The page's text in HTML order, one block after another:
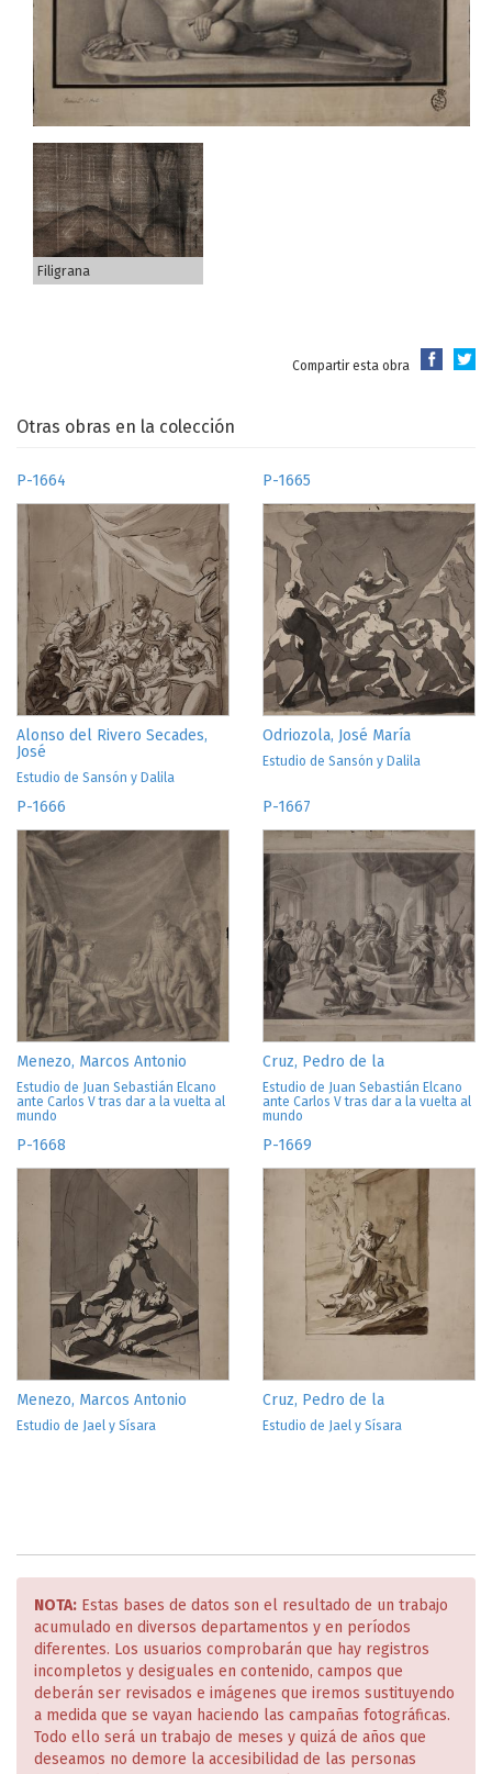
Filigrana
Compartir esta obra
Otras obras en la colección
P-1664
Alonso del Rivero Secades,
José
Estudio de Sansón y Dalila
P-1665
Odriozola, José María
Estudio de Sansón y Dalila
P-1666
Menezo, Marcos Antonio
Estudio de Juan Sebastián Elcano
ante Carlos V tras dar a la vuelta al
mundo
P-1667
Cruz, Pedro de la
Estudio de Juan Sebastián Elcano
ante Carlos V tras dar a la vuelta al
mundo
P-1668
Menezo, Marcos Antonio
Estudio de Jael y Sísara
P-1669
Cruz, Pedro de la
Estudio de Jael y Sísara
NOTA: Estas bases de datos son el resultado de un trabajo
acumulado en diversos departamentos y en períodos
diferentes. Los usuarios comprobarán que hay registros
incompletos y desiguales en contenido, campos que
deberán ser revisados e imágenes que iremos sustituyendo
a medida que se vayan haciendo las campañas fotográficas.
Todo ello será un trabajo de meses y quizá de años que
deseamos no demore la accesibilidad de las personas